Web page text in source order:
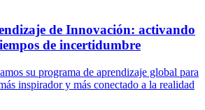
de Innovación: activando
de incertidumbre
su programa de aprendizaje global para
inspirador y más conectado a la realidad